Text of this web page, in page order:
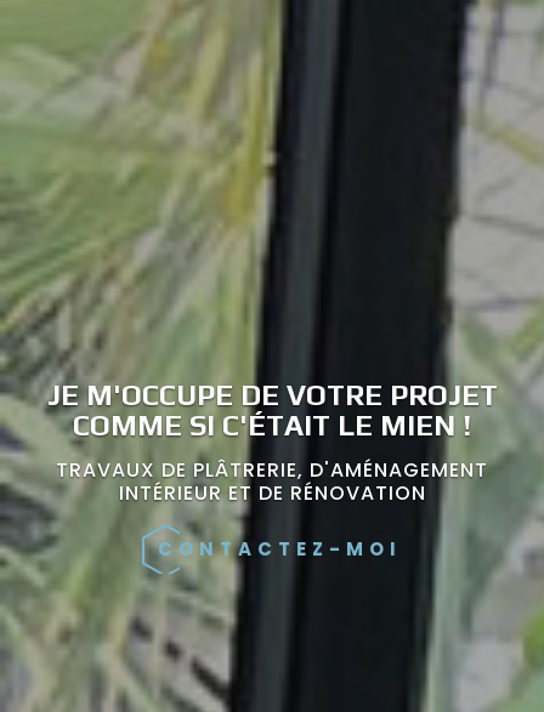
JE M'OCCUPE DE VOTRE PROJET
COMME SI C'ÉTAIT LE MIEN !
TRAVAUX DE PLÂTRERIE, D'AMÉNAGEMENT
INTÉRIEUR ET DE RÉNOVATION
CONTACTEZ-MOI